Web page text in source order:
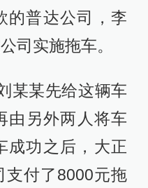
的普达公司，李
司实施拖车。
某某先给这辆车
由另外两人将车
成功之后，大正
支付了8000元拖